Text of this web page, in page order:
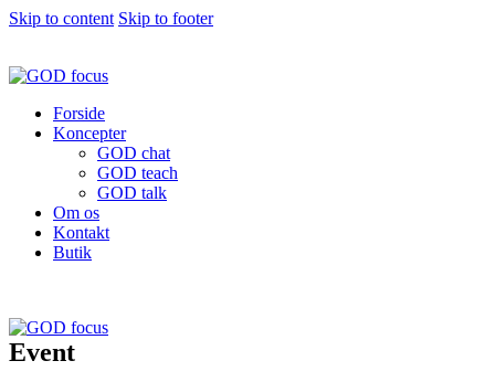
Skip to content Skip to footer
Forside
Koncepter
GOD chat
GOD teach
GOD talk
Om os
Kontakt
Butik
Event